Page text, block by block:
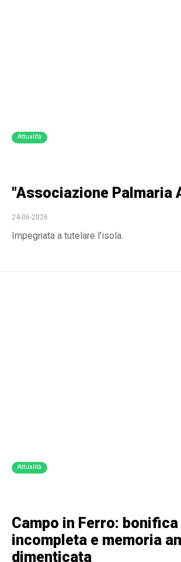
Attualità
"Associazione Palmaria
24-06-2026
Impegnata a tutelare l'isola.
Attualità
Campo in Ferro: bonifica
incompleta e memoria
dimenticata